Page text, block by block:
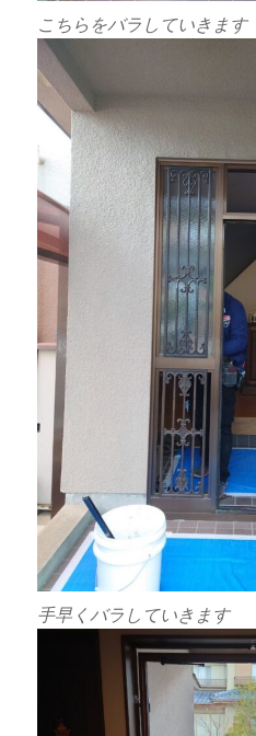
こちらをバラしていきます
手早くバラしていきます